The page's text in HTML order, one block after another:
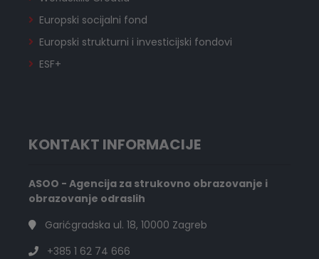
Europski socijalni fond
Europski strukturni i investicijski fondovi
ESF+
KONTAKT INFORMACIJE
ASOO - Agencija za strukovno obrazovanje i
obrazovanje odraslih
Garićgradska ul. 18, 10000 Zagreb
+385 1 62 74 666